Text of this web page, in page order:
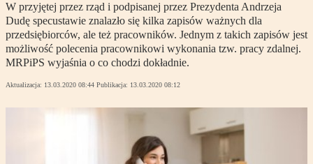
W przyjętej przez rząd i podpisanej przez Prezydenta Andrzeja
Dudę specustawie znalazło się kilka zapisów ważnych dla
przedsiębiorców, ale też pracowników. Jednym z takich zapisów jest
możliwość polecenia pracownikowi wykonania tzw. pracy zdalnej.
MRPiPS wyjaśnia o co chodzi dokładnie.
Aktualizacja: 13.03.2020 08:44 Publikacja: 13.03.2020 08:12